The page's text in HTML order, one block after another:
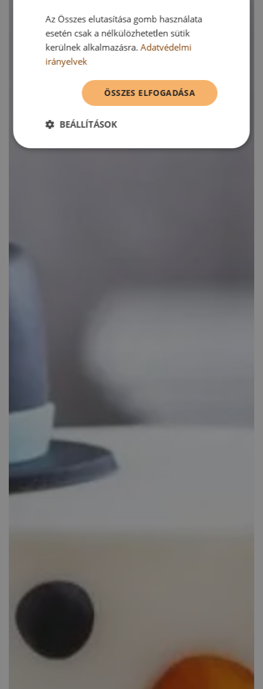
Az Összes elutasítása gomb használata
esetén csak a nélkülözhetetlen sütik
kerülnek alkalmazásra.Adatvédelmi
irányelvek
ÖSSZES ELFOGADÁSA
BEÁLLÍTÁSOK